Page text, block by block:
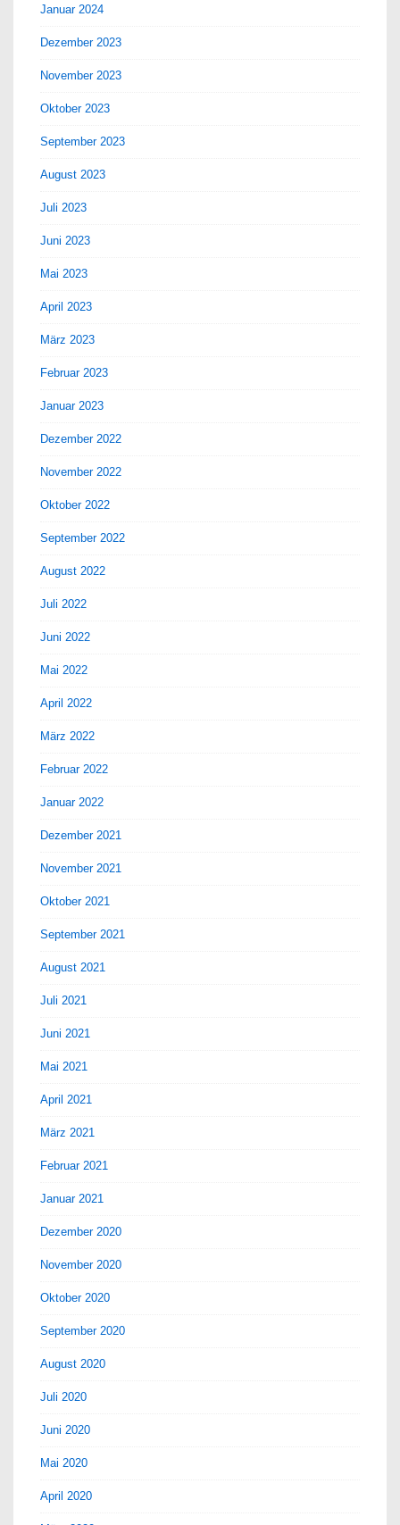
Januar 2024
Dezember 2023
November 2023
Oktober 2023
September 2023
August 2023
Juli 2023
Juni 2023
Mai 2023
April 2023
März 2023
Februar 2023
Januar 2023
Dezember 2022
November 2022
Oktober 2022
September 2022
August 2022
Juli 2022
Juni 2022
Mai 2022
April 2022
März 2022
Februar 2022
Januar 2022
Dezember 2021
November 2021
Oktober 2021
September 2021
August 2021
Juli 2021
Juni 2021
Mai 2021
April 2021
März 2021
Februar 2021
Januar 2021
Dezember 2020
November 2020
Oktober 2020
September 2020
August 2020
Juli 2020
Juni 2020
Mai 2020
April 2020